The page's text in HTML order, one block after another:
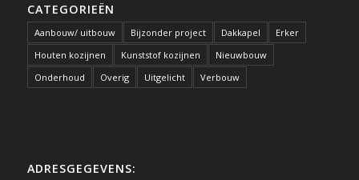
CATEGORIEËN
Aanbouw/ uitbouw Bijzonder project Dakkapel
Erker
Houten kozijnen
Kunststof kozijnen
Nieuwbouw
Onderhoud
Overig Uitgelicht Verbouw
ADRESGEGEVENS: